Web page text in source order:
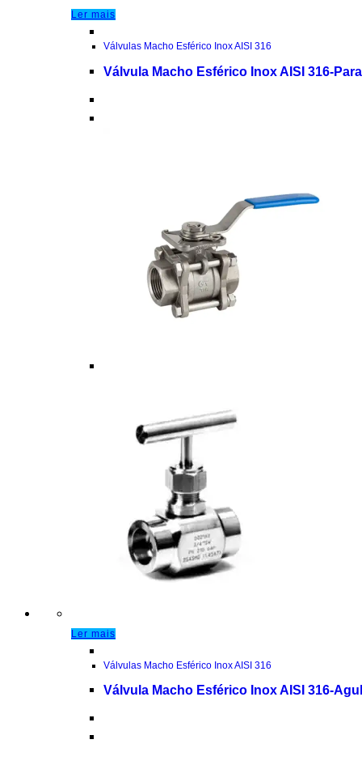
Ler mais
Válvulas Macho Esférico Inox AISI 316
Válvula Macho Esférico Inox AISI 316-
Ler mais
Válvulas Macho Esférico Inox AISI 316
Válvula Macho Esférico Inox AISI 316-